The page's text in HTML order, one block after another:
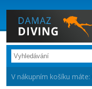
V nákupním košíku máte: